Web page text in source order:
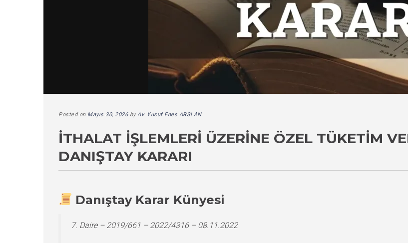
Posted on Mayıs 30, 2026byAv. Yusuf Enes ARSLAN
İTHALAT İŞLEMLERI ÜZERINE ÖZEL TÜKETIM
DANIŞTAY KARARI
Danıştay Karar Künyesi
7. Daire – 2019/661 – 2022/4316 – 08.11.2022